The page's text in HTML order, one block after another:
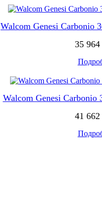
Walcom Genesi Carbonio
35 964
Walcom Genesi Carbonio
41 662